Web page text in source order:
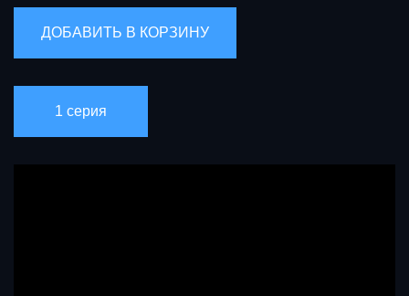
1 серия